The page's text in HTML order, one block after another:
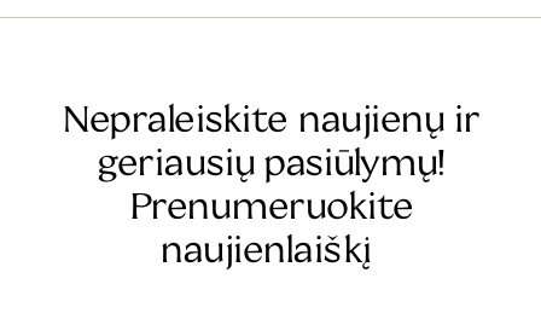
Nepraleiskite naujienų ir
geriausių pasiūlymų!
Prenumeruokite
naujienlaiškį